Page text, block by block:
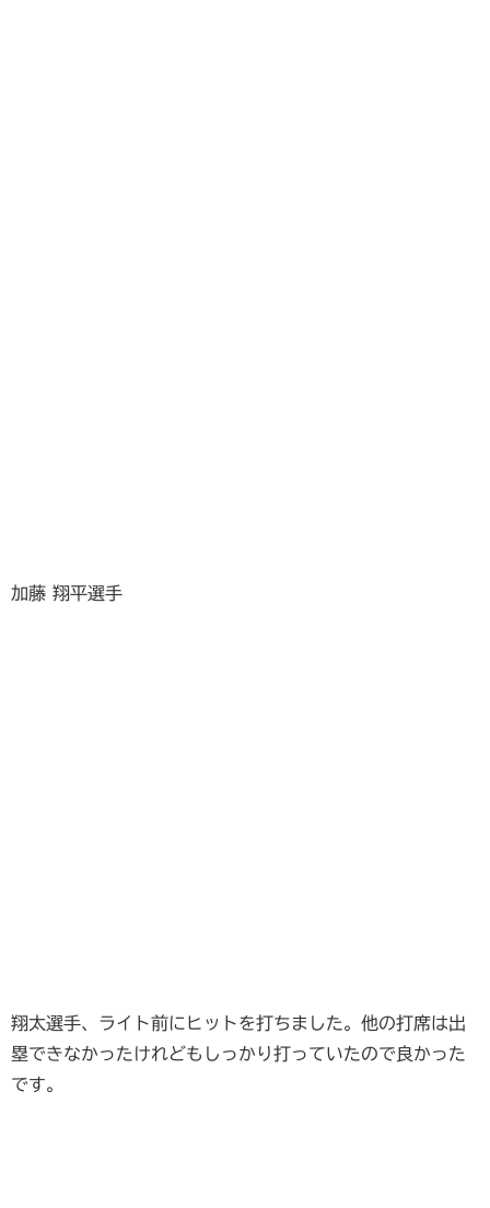
加藤 翔平選手
翔太選手、ライト前にヒットを打ちました。他の打席は出
塁できなかったけれどもしっかり打っていたので良かった
です。